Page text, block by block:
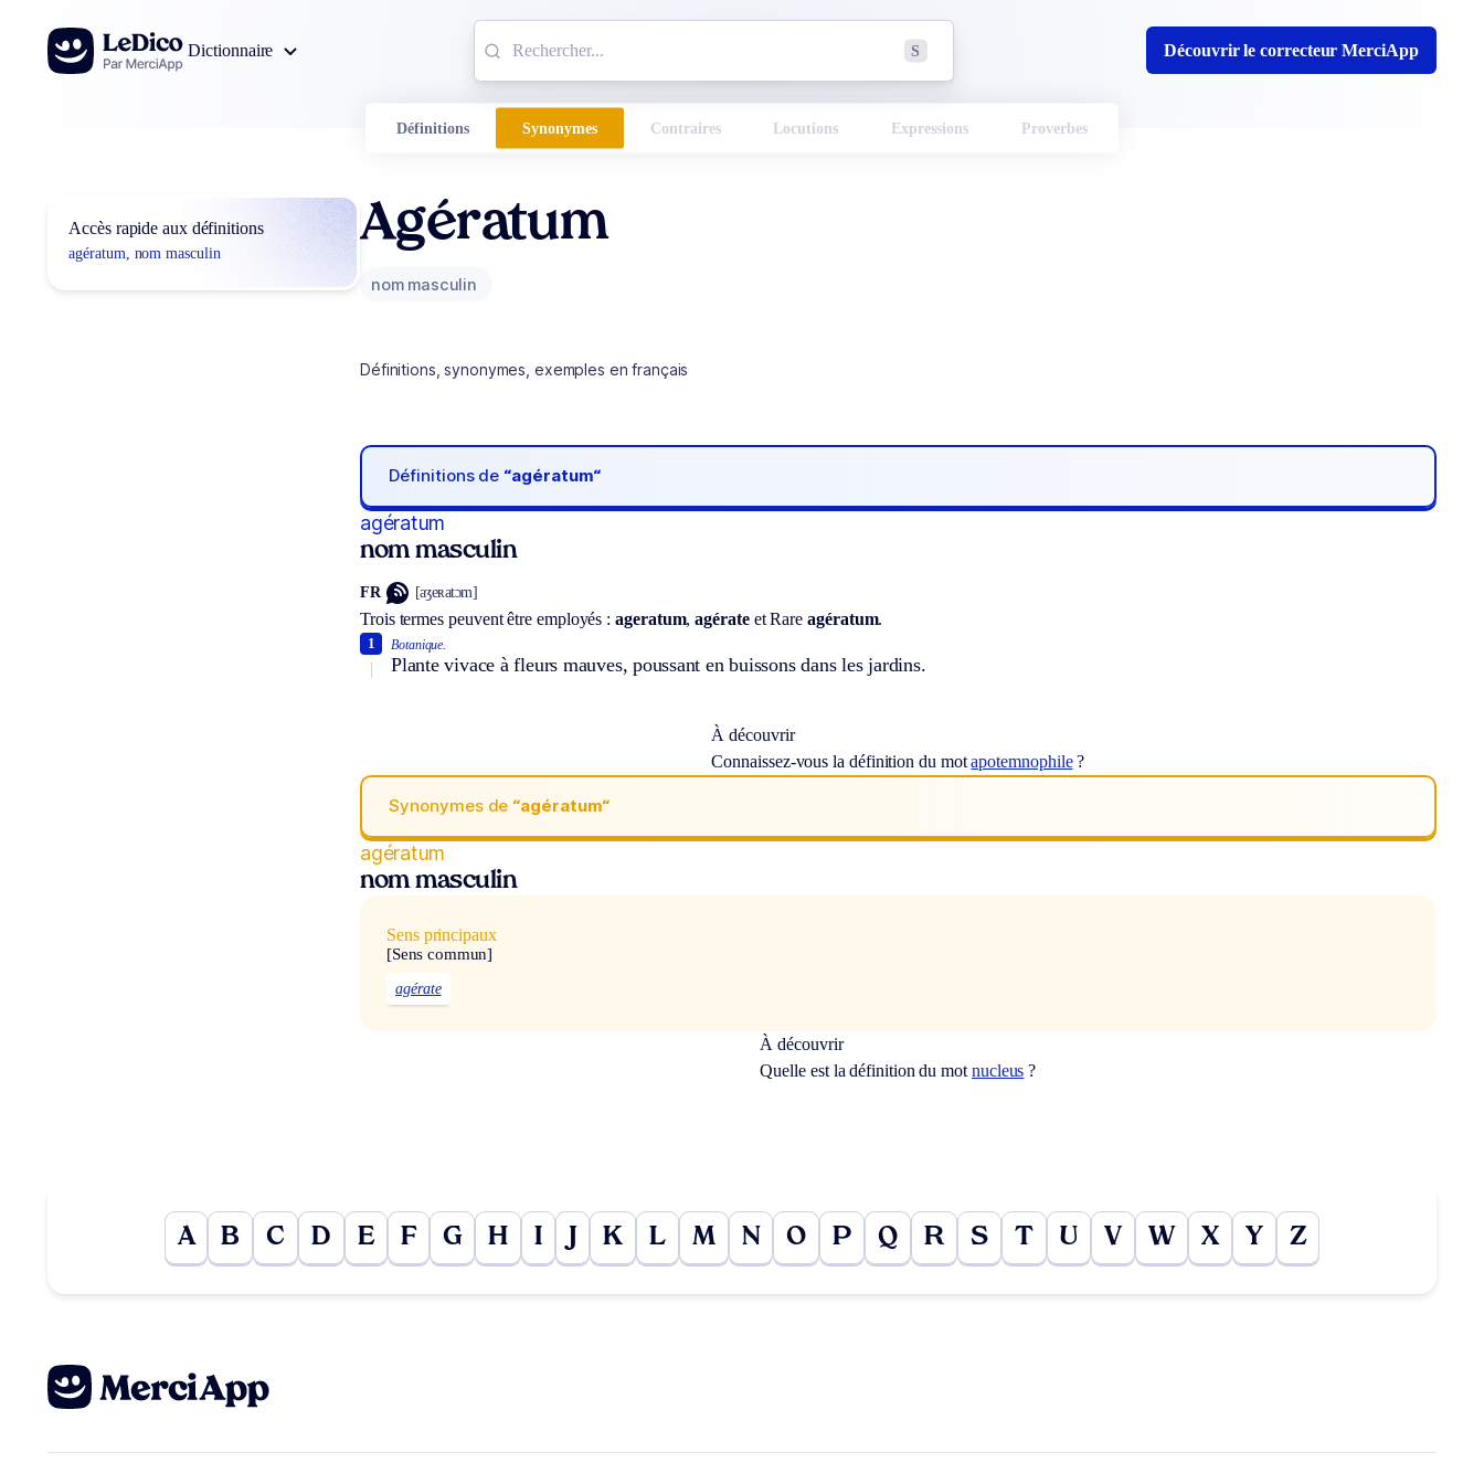
Aller au contenu
Dictionnaire
S Découvrir le correcteur MerciApp
Définitions Synonymes Contraires Locutions Expressions Proverbes
Accès rapide aux définitions
agératum, nom masculin
Agératum
nom masculin
Définitions, synonymes, exemples en français
Définitions de “agératum“
agératum
nom masculin
FR [aʒeʀatɔm]
Trois termes peuvent être employés :ageratum,agérateetRare agératum.
Botanique.
Plante vivace à fleurs mauves, poussant en buissons dans les jardins.
1
À découvrir
Connaissez-vous la définition du motapotemnophile?
Synonymes de “agératum“
agératum
nom masculin
Sens principaux
[Sens commun]
agérate
À découvrir
Quelle est la définition du mot nucleus ?
A B C D E F G H I J K L M N O P Q R S T U V W X Y Z